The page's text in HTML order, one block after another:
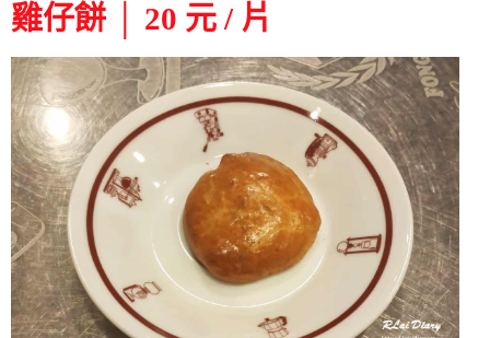
雞仔餅 │ 20 元 / 片